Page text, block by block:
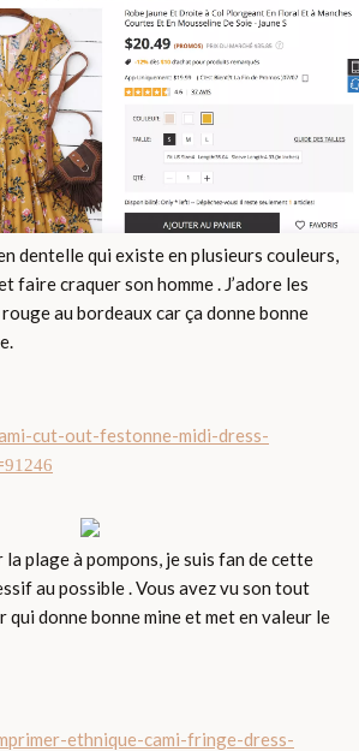
dentelle qui existe en plusieurs couleurs,
craquer son homme . J’adore les
au bordeaux car ça donne bonne
cut-out-festonne-midi-dress-
91246
plage à pompons, je suis fan de cette
au possible . Vous avez vu son tout
qui donne bonne mine et met en valeur le
ethnique-cami-fringe-dress-